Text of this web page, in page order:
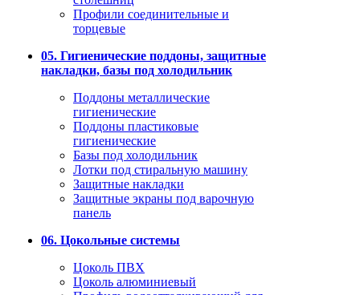
Профили соединительные и
торцевые
05. Гигиенические поддоны, защитные
накладки, базы под холодильник
Поддоны металлические
гигиенические
Поддоны пластиковые
гигиенические
Базы под холодильник
Лотки под стиральную машину
Защитные накладки
Защитные экраны под варочную
панель
06. Цокольные системы
Цоколь ПВХ
Цоколь алюминиевый